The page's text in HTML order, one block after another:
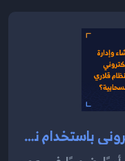
كيفية إنشاء و إدارة متجر إلكتروني باستخدام نظام قلاري للإدارة السحابية 2024؟